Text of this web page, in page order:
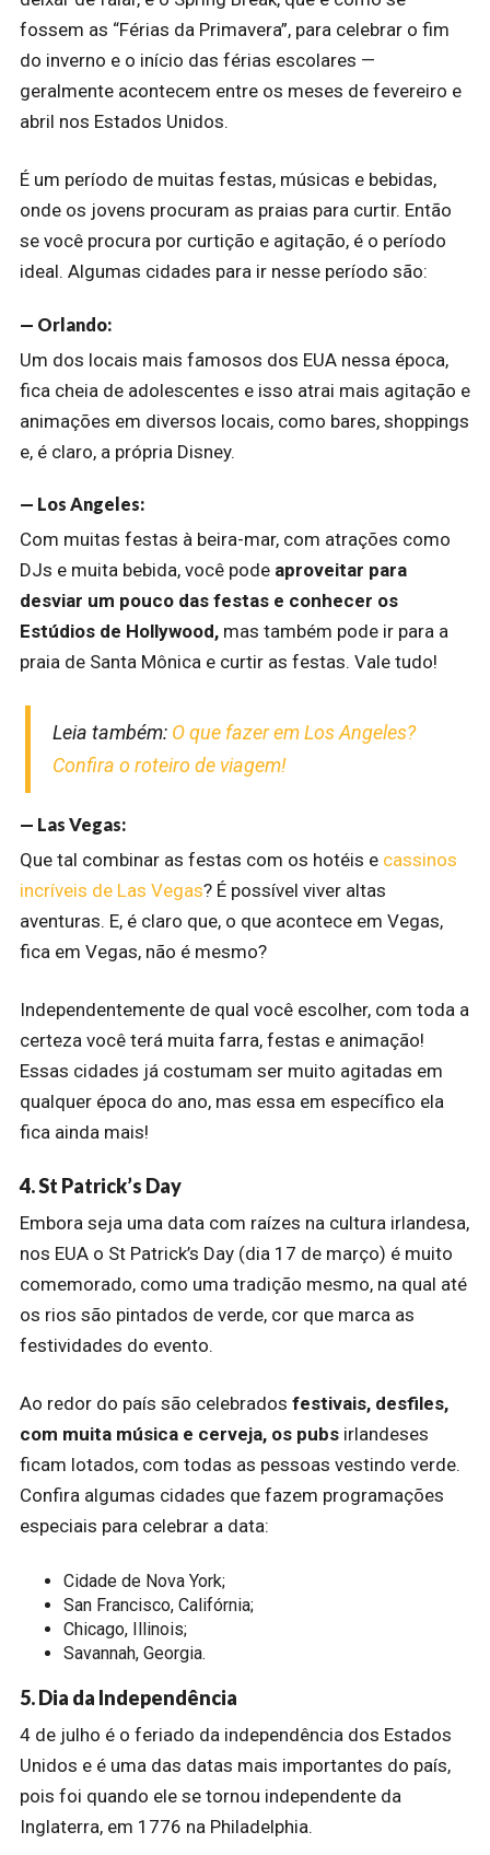
fossem as “Férias da Primavera”, para celebrar o fim
do inverno e o início das férias escolares —
geralmente acontecem entre os meses de fevereiro e
abril nos Estados Unidos.
É um período de muitas festas, músicas e bebidas,
onde os jovens procuram as praias para curtir. Então
se você procura por curtição e agitação, é o período
ideal. Algumas cidades para ir nesse período são:
— Orlando:
Um dos locais mais famosos dos EUA nessa época,
fica cheia de adolescentes e isso atrai mais agitação e
animações em diversos locais, como bares, shoppings
e, é claro, a própria Disney.
— Los Angeles:
Com muitas festas à beira-mar, com atrações como
DJs e muita bebida, você pode aproveitar para
desviar um pouco das festas e conhecer os
Estúdios de Hollywood, mas também pode ir para a
praia de Santa Mônica e curtir as festas. Vale tudo!
Leia também: O que fazer em Los Angeles?
Confira o roteiro de viagem!
— Las Vegas:
Que tal combinar as festas com os hotéis e cassinos
incríveis de Las Vegas? É possível viver altas
aventuras. E, é claro que, o que acontece em Vegas,
fica em Vegas, não é mesmo?
Independentemente de qual você escolher, com toda a
certeza você terá muita farra, festas e animação!
Essas cidades já costumam ser muito agitadas em
qualquer época do ano, mas essa em específico ela
fica ainda mais!
4. St Patrick’s Day
Embora seja uma data com raízes na cultura irlandesa,
nos EUA o St Patrick’s Day (dia 17 de março) é muito
comemorado, como uma tradição mesmo, na qual até
os rios são pintados de verde, cor que marca as
festividades do evento.
Ao redor do país são celebrados festivais, desfiles,
com muita música e cerveja, os pubs irlandeses
ficam lotados, com todas as pessoas vestindo verde.
Confira algumas cidades que fazem programações
especiais para celebrar a data:
Cidade de Nova York;
San Francisco, Califórnia;
Chicago, Illinois;
Savannah, Georgia.
5. Dia da Independência
4 de julho é o feriado da independência dos Estados
Unidos e é uma das datas mais importantes do país,
pois foi quando ele se tornou independente da
Inglaterra, em 1776 na Philadelphia.